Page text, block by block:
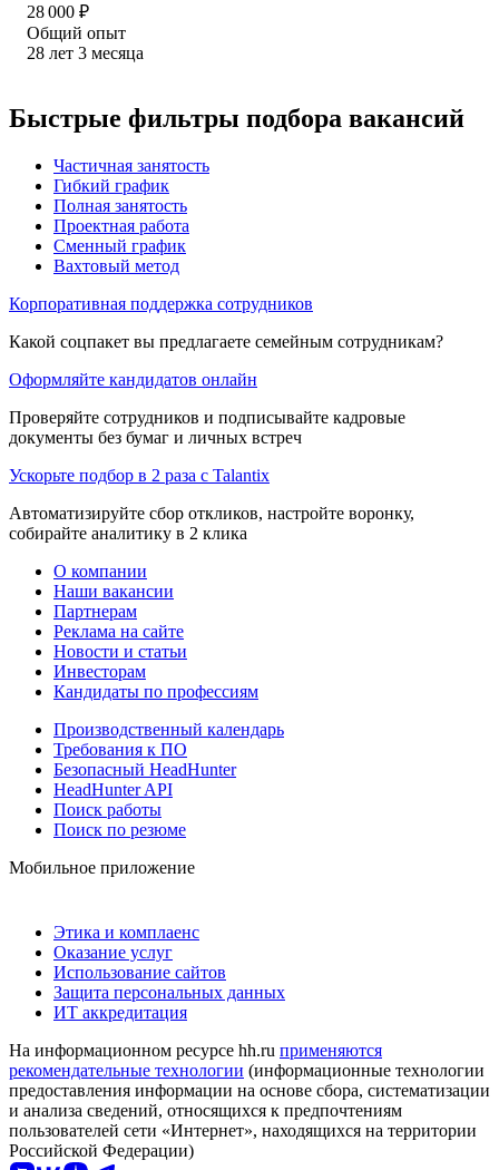
28 000 ₽
Общий опыт
28 лет 3 месяца
Быстрые фильтры подбора вакансий
Частичная занятость
Гибкий график
Полная занятость
Проектная работа
Сменный график
Вахтовый метод
Корпоративная поддержка сотрудников
Какой соцпакет вы предлагаете семейным сотрудникам?
Оформляйте кандидатов онлайн
Проверяйте сотрудников и подписывайте кадровые
документы без бумаг и личных встреч
Ускорьте подбор в 2 раза с Talantix
Автоматизируйте сбор откликов, настройте воронку,
собирайте аналитику в 2 клика
О компании
Наши вакансии
Партнерам
Реклама на сайте
Новости и статьи
Инвесторам
Кандидаты по профессиям
Производственный календарь
Требования к ПО
Безопасный HeadHunter
HeadHunter API
Поиск работы
Поиск по резюме
Мобильное приложение
Этика и комплаенс
Оказание услуг
Использование сайтов
Защита персональных данных
ИТ аккредитация
На информационном ресурсе hh.ru применяются
рекомендательные технологии (информационные технологии
предоставления информации на основе сбора, систематизации
и анализа сведений, относящихся к предпочтениям
пользователей сети «Интернет», находящихся на территории
Российской Федерации)